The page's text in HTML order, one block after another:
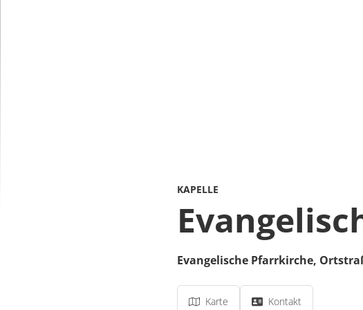
KAPELLE
Evangelische Pfarrkirche,
Karte Kontakt